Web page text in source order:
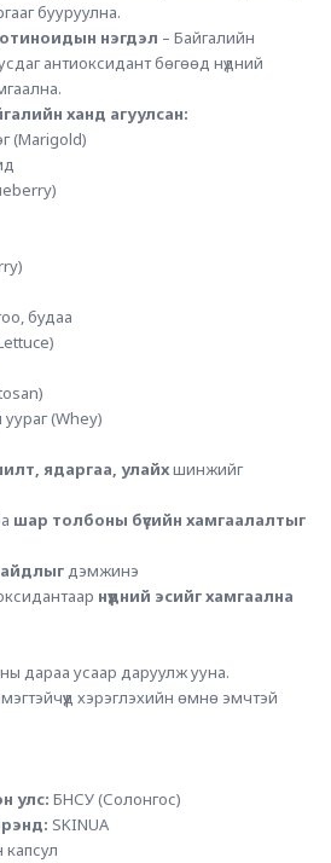
бууруулна.
нэгдэл – Байгалийн
антиоксидант бөгөөд нүдний
ханд агуулсан:
(Marigold)
будаа
уураг (Whey)
ядаргаа, улайх шинжийг
шар толбоны бүсийн хамгаалалтыг
дэмжинэ
нүдний эсийг хамгаална
дараа усаар даруулж ууна.
улс: БНСУ (Солонгос)
SKINUA